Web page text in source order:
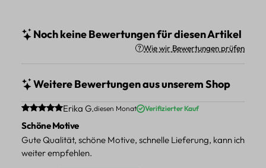
Noch keine Bewertungen für diesen Artikel
Wie wir Bewertungen prüfen
Weitere Bewertungen aus unserem Shop
Durchschnittliche Bewertung von 5 von 5 Sternen
Erika G.diesen Monat Verifizierter Kauf
Schöne Motive
Gute Qualität, schöne Motive, schnelle Lieferung, kann ich
weiter empfehlen.